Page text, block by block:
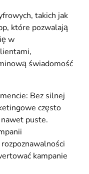
takich jak
które pozwalają
w
świadomość
Bez silnej
często
puste.
kampanie